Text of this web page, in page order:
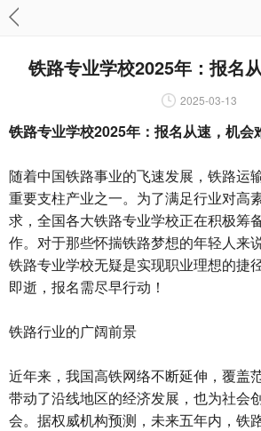
铁路专业学校2025年：报名
2025-03-13
铁路专业学校2025年：报名从速，机会
随着中国铁路事业的飞速发展，铁路运
重要支柱产业之一。为了满足行业对高
求，全国各大铁路专业学校正在积极筹
作。对于那些怀揣铁路梦想的年轻人来
铁路专业学校无疑是实现职业理想的捷
即逝，报名需尽早行动！
铁路行业的广阔前景
近年来，我国高铁网络不断延伸，覆盖
带动了沿线地区的经济发展，也为社会
会。据权威机构预测，未来五年内，铁